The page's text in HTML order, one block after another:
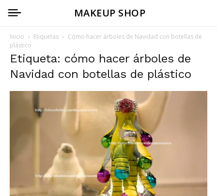
MAKEUP SHOP
Inicio Etiquetas
Cómo hacer árboles de Navidad con botellas de
plástico
Etiqueta: cómo hacer árboles de
Navidad con botellas de plástico